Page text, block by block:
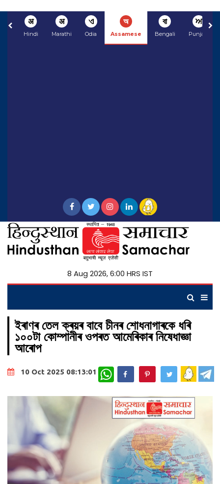
अ
Hindi
अ
Marathi
ଏ
Odia
অ
Assamese
বা
Bengali
ਅ
Punjabi
8 Aug 2026, 6:00 HRS IST
ইৰাণৰ তেল ক্ৰয়ৰ বাবে চীনৰ শোধনাগাৰকে ধৰি
১০০টা কোম্পানীৰ ওপৰত আমেৰিকাৰ নিষেধাজ্ঞা
আৰোপ
10 Oct 2025 08:13:01 WhatsApp